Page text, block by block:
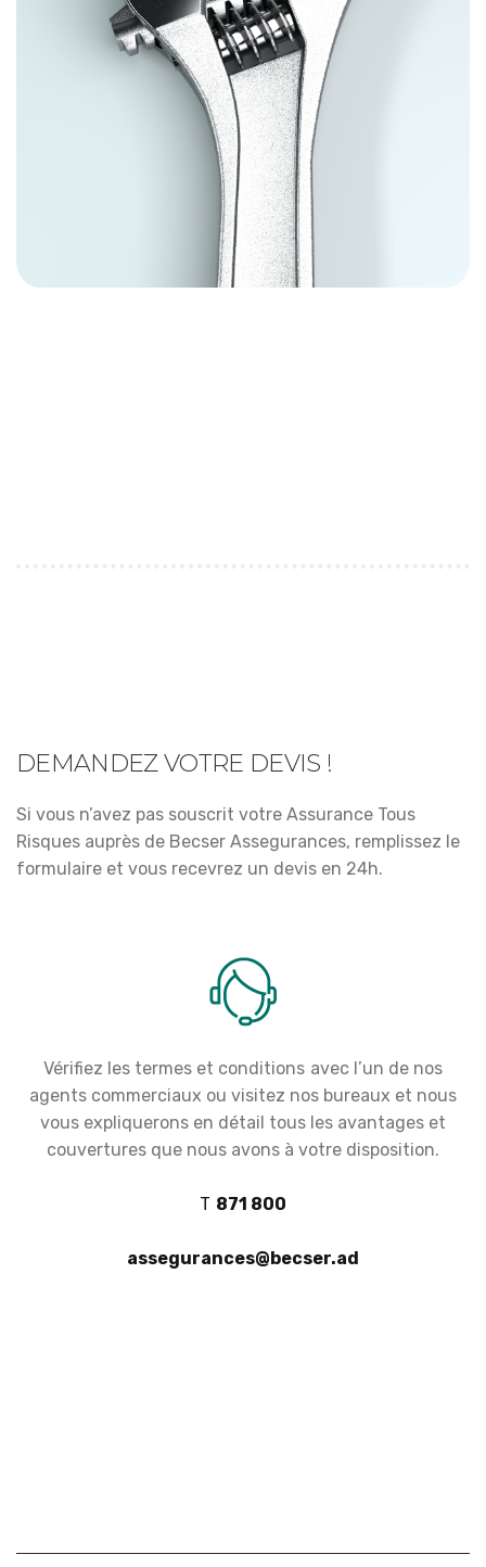
DEMANDEZ VOTRE DEVIS !
Si vous n’avez pas souscrit votre Assurance Tous
Risques auprès de Becser Assegurances, remplissez le
formulaire et vous recevrez un devis en 24h.
Vérifiez les termes et conditions avec l’un de nos
agents commerciaux ou visitez nos bureaux et nous
vous expliquerons en détail tous les avantages et
couvertures que nous avons à votre disposition.
T 871 800
assegurances@becser.ad